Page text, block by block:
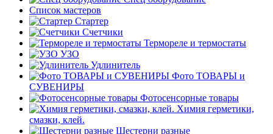
Список мастеров
Стартер
Счетчики
Термореле и термостаты
УЗО
Удлинитель
Фото ТОВАРЫ и
СУВЕНИРЫ
Фотосенсорные товары
Химия герметики,
смазки, клей.
Шестерни разные